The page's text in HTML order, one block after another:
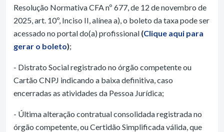
Resolução Normativa CFA nº 677, de 12 de novembro de
2025, art. 10º, Inciso II, alínea a), o boleto da taxa pode ser
acessado no portal do(a) profissional (Clique aqui para
gerar o boleto);
- Distrato Social registrado no órgão competente ou
Cartão CNPJ indicando a baixa definitiva, caso
encerradas as atividades da Pessoa Jurídica;
- Última alteração contratual consolidada registrada no
órgão competente, ou Certidão Simplificada válida, que